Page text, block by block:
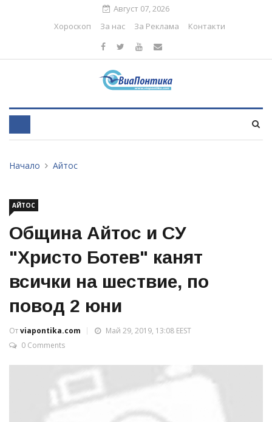
Август 07, 2026
Хороскоп
За нас За Реклама Контакти
Начало Айтос
АЙТОС
Община Айтос и СУ
"Христо Ботев" канят
всички на шествие, по
повод 2 юни
Отviapontika.com
Май 29, 2019, 13:08 EEST
0 Comments